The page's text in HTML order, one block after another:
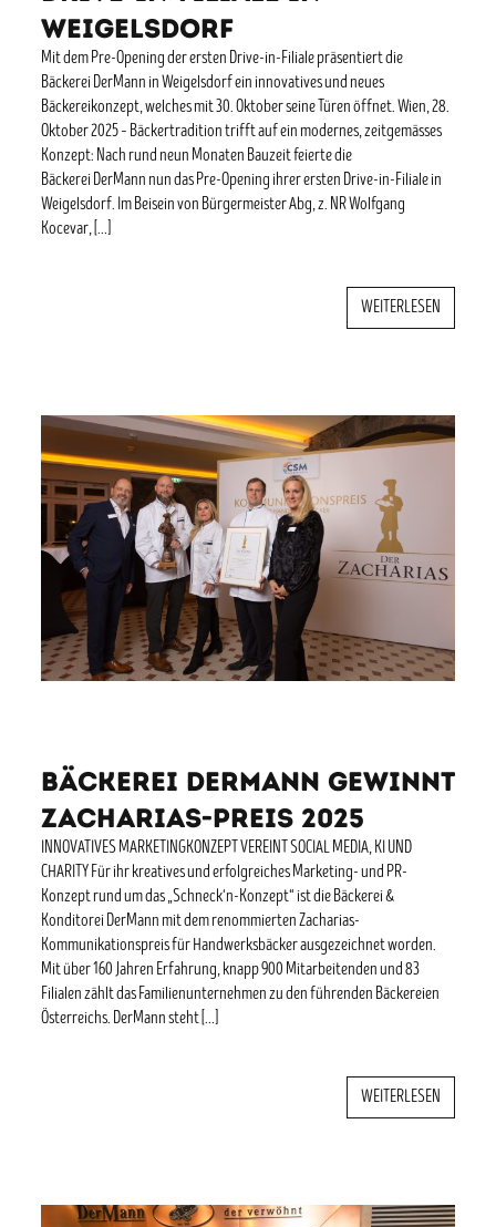
Weigelsdorf
Mit dem Pre-Opening der ersten Drive-in-Filiale präsentiert die
Bäckerei DerMann in Weigelsdorf ein innovatives und neues
Bäckereikonzept, welches mit 30. Oktober seine Türen öffnet. Wien, 28.
Oktober 2025 – Bäckertradition trifft auf ein modernes, zeitgemässes
Konzept: Nach rund neun Monaten Bauzeit feierte die
Bäckerei DerMann nun das Pre-Opening ihrer ersten Drive-in-Filiale in
Weigelsdorf. Im Beisein von Bürgermeister Abg, z. NR Wolfgang
Kocevar, […]
WEITERLESEN
BÄCKEREI DERMANN GEWINNT
ZACHARIAS-PREIS 2025
INNOVATIVES MARKETINGKONZEPT VEREINT SOCIAL MEDIA, KI UND
CHARITY Für ihr kreatives und erfolgreiches Marketing- und PR-
Konzept rund um das „Schneck‘n-Konzept“ ist die Bäckerei &
Konditorei DerMann mit dem renommierten Zacharias-
Kommunikationspreis für Handwerksbäcker ausgezeichnet worden.
Mit über 160 Jahren Erfahrung, knapp 900 Mitarbeitenden und 83
Filialen zählt das Familienunternehmen zu den führenden Bäckereien
Österreichs. DerMann steht […]
WEITERLESEN